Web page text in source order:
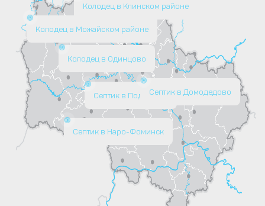
Колодец в Одинцово
Септик в Подольске
Септик в Наро-Фоминск
Колодец в Клинском районе
Колодец в Можайском районе
Септик в Домодедово